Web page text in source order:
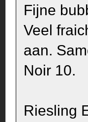
Fijne
Veel
aan.
Noir 10.
Riesling